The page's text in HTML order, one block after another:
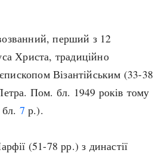
перший з 12
Христа, традиційно
Візантійським (33-38
Пом. бл. 1949 років тому
7 р.).
(51-78 рр.) з династії